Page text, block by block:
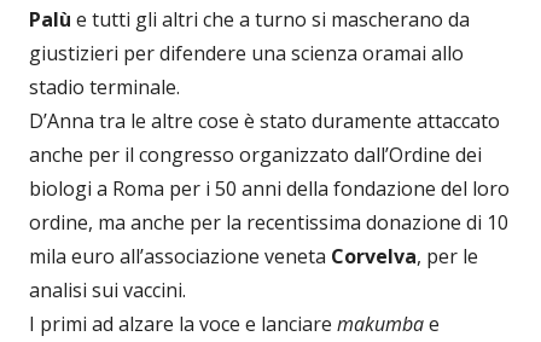
Palù e tutti gli altri che a turno si mascherano da
giustizieri per difendere una scienza oramai allo
stadio terminale.
D’Anna tra le altre cose è stato duramente attaccato
anche per il congresso organizzato dall’Ordine dei
biologi a Roma per i 50 anni della fondazione del loro
ordine, ma anche per la recentissima donazione di 10
mila euro all’associazione veneta Corvelva, per le
analisi sui vaccini.
I primi ad alzare la voce e lanciare makumbae